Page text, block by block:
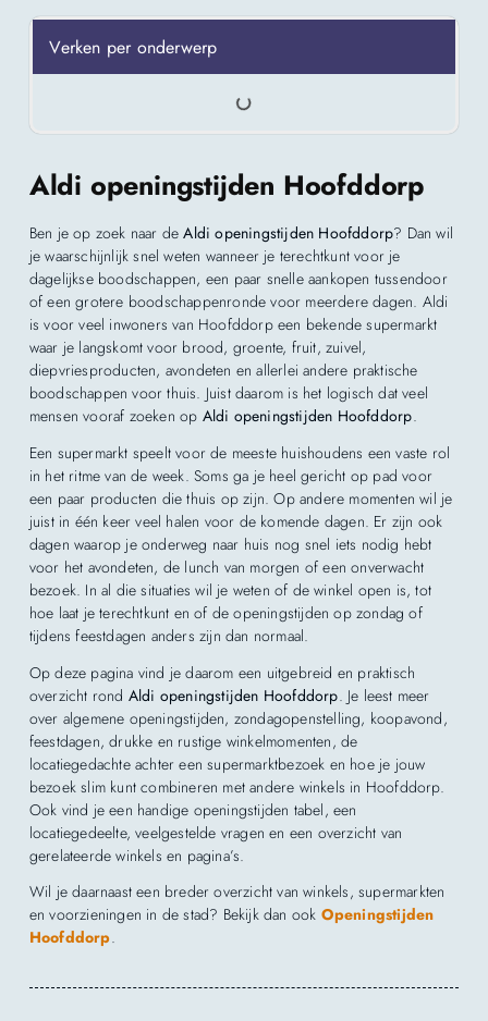
Aldi openingstijden Hoofddorp
Ben je op zoek naar deAldi openingstijden Hoofddorp? Dan wil
je waarschijnlijk snel weten wanneer je terechtkunt voor je
dagelijkse boodschappen, een paar snelle aankopen tussendoor
of een grotere boodschappenronde voor meerdere dagen. Aldi
is voor veel inwoners van Hoofddorp een bekende supermarkt
waar je langskomt voor brood, groente, fruit, zuivel,
diepvriesproducten, avondeten en allerlei andere praktische
boodschappen voor thuis. Juist daarom is het logisch dat veel
mensen vooraf zoeken op Aldi openingstijden Hoofddorp.
Een supermarkt speelt voor de meeste huishoudens een vaste rol
in het ritme van de week. Soms ga je heel gericht op pad voor
een paar producten die thuis op zijn. Op andere momenten wil je
juist in één keer veel halen voor de komende dagen. Er zijn ook
dagen waarop je onderweg naar huis nog snel iets nodig hebt
voor het avondeten, de lunch van morgen of een onverwacht
bezoek. In al die situaties wil je weten of de winkel open is, tot
hoe laat je terechtkunt en of de openingstijden op zondag of
tijdens feestdagen anders zijn dan normaal.
Op deze pagina vind je daarom een uitgebreid en praktisch
overzicht rond Aldi openingstijden Hoofddorp. Je leest meer
over algemene openingstijden, zondagopenstelling, koopavond,
feestdagen, drukke en rustige winkelmomenten, de
locatiegedachte achter een supermarktbezoek en hoe je jouw
bezoek slim kunt combineren met andere winkels in Hoofddorp.
Ook vind je een handige openingstijden tabel, een
locatiegedeelte, veelgestelde vragen en een overzicht van
gerelateerde winkels en pagina’s.
Wil je daarnaast een breder overzicht van winkels, supermarkten
en voorzieningen in de stad? Bekijk dan ook Openingstijden
Hoofddorp.
Verken per onderwerp